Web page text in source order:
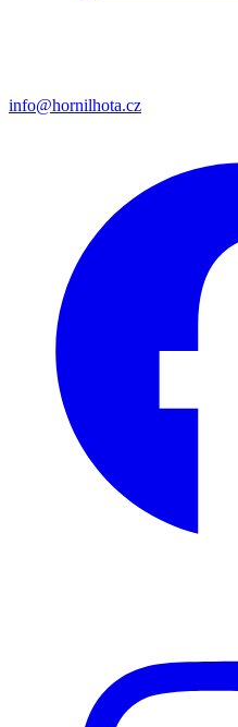
info@hornilhota.cz